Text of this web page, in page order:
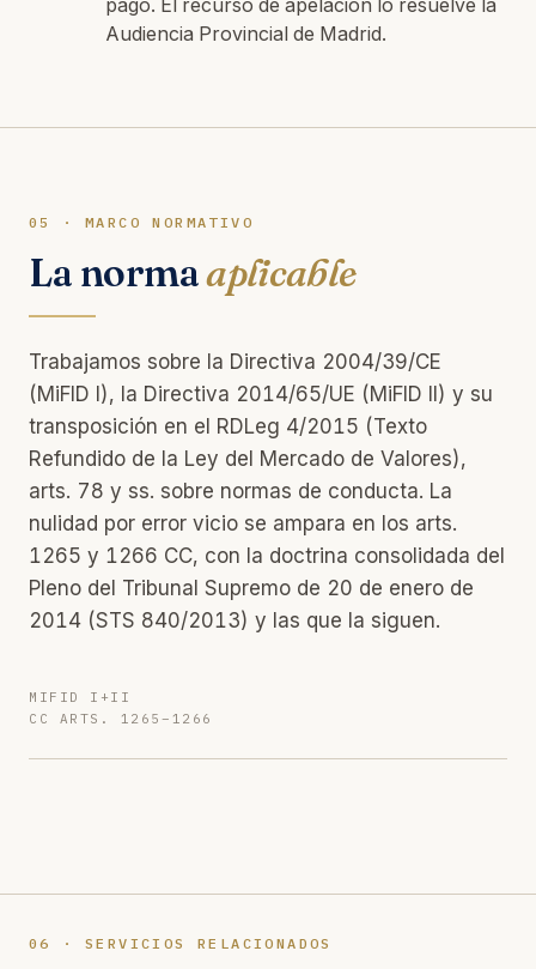
pago. El recurso de apelación lo resuelve la
Audiencia Provincial de Madrid.
05 · MARCO NORMATIVO
La normaaplicable
Trabajamos sobre la Directiva 2004/39/CE
(MiFID I), la Directiva 2014/65/UE (MiFID II) y su
transposición en el RDLeg 4/2015 (Texto
Refundido de la Ley del Mercado de Valores),
arts. 78 y ss. sobre normas de conducta. La
nulidad por error vicio se ampara en los arts.
1265 y 1266 CC, con la doctrina consolidada del
Pleno del Tribunal Supremo de 20 de enero de
2014 (STS 840/2013) y las que la siguen.
MIFID I+II
CC ARTS. 1265–1266
06 · SERVICIOS RELACIONADOS